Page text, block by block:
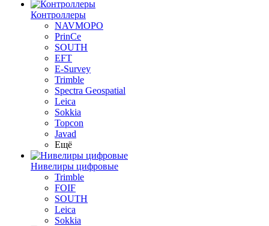
Контроллеры
NAVMOPO
PrinCe
SOUTH
EFT
E-Survey
Trimble
Spectra Geospatial
Leica
Sokkia
Topcon
Javad
Ещё
Нивелиры цифровые
Trimble
FOIF
SOUTH
Leica
Sokkia